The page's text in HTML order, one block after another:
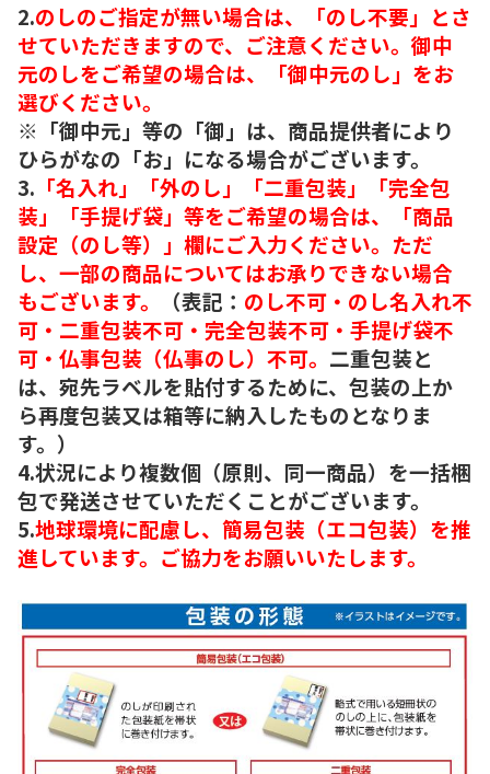
2.のしのご指定が無い場合は、「のし不要」とさ
せていただきますので、ご注意ください。御中
元のしをご希望の場合は、「御中元のし」をお
選びください。
※「御中元」等の「御」は、商品提供者により
ひらがなの「お」になる場合がございます。
3. 「名入れ」「外のし」「二重包装」「完全包
装」「手提げ袋」等をご希望の場合は、「商品
設定（のし等）」欄にご入力ください。ただ
し、一部の商品についてはお承りできない場合
もございます。
（表記： のし不可・のし名入れ不
可・二重包装不可・完全包装不可・手提げ袋不
可・仏事包装（仏事のし）不可。 二重包装と
は、宛先ラベルを貼付するために、包装の上か
ら再度包装又は箱等に納入したものとなりま
す。）
4.状況により複数個（原則、同一商品）を一括梱
包で発送させていただくことがございます。
5.地球環境に配慮し、簡易包装（エコ包装）を推
進しています。ご協力をお願いいたします。